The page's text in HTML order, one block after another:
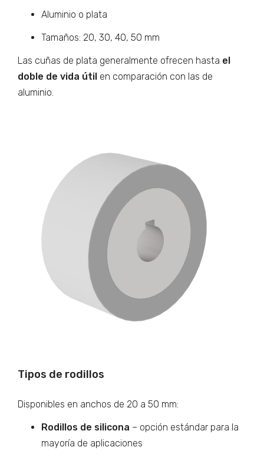
Aluminio o plata
Tamaños: 20, 30, 40, 50 mm
Las cuñas de plata generalmente ofrecen hasta el
doble de vida útil en comparación con las de
aluminio.
Tipos de rodillos
Disponibles en anchos de 20 a 50 mm:
Rodillos de silicona – opción estándar para la
mayoría de aplicaciones